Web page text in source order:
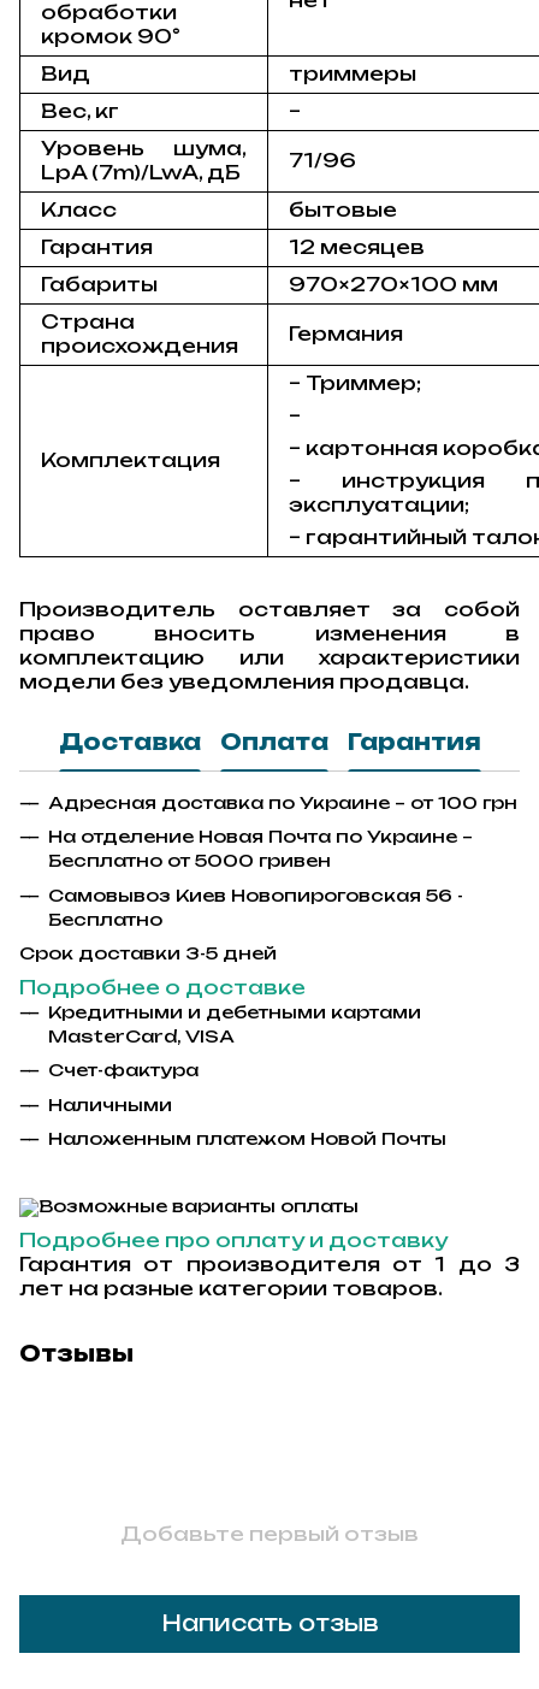
обработки
кромок 90°
Вид
триммеры
Вес, кг
–
Уровень шума,
LpA (7m)/LwA, дБ
71/96
Класс
бытовые
Гарантия
12 месяцев
Габариты
970×270×100 мм
Страна
происхождения
Германия
Комплектация
– Триммер;
–
– картонная
– инструкция
эксплуатации;
– гарантийный
Производитель оставляет за собой
право вносить изменения в
комплектацию или характеристики
модели без уведомления продавца.
Доставка Оплата Гарантия
Адресная доставка по Украине – от 100 грн
На отделение Новая Почта по Украине –
Бесплатно от 5000 гривен
Самовывоз Киев Новопироговская 56 -
Бесплатно
Срок доставки 3-5 дней
Подробнее о доставке
Кредитными и дебетными картами
MasterCard, VISA
Счет-фактура
Наличными
Наложенным платежом Новой Почты
Подробнее про оплату и доставку
Гарантия от производителя от 1 до 3
лет на разные категории товаров.
Отзывы
Добавьте первый отзыв
Написать отзыв